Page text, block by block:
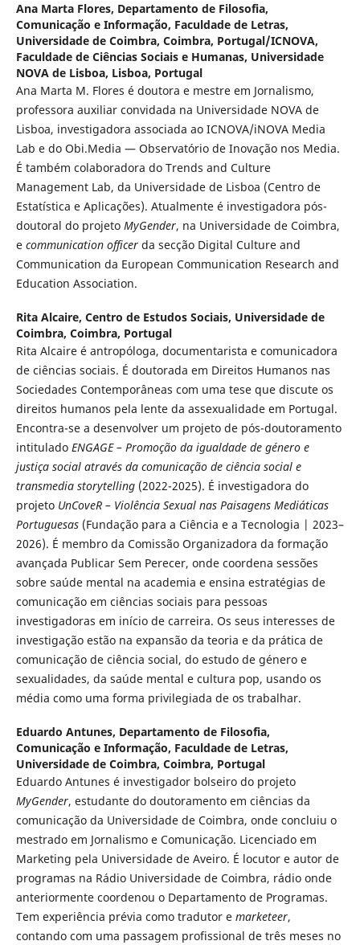
Ana Marta Flores, Departamento de Filosofia,
Comunicação e Informação, Faculdade de Letras,
Universidade de Coimbra, Coimbra, Portugal/ICNOVA,
Faculdade de Ciências Sociais e Humanas, Universidade
NOVA de Lisboa, Lisboa, Portugal
Ana Marta M. Flores é doutora e mestre em Jornalismo,
professora auxiliar convidada na Universidade NOVA de
Lisboa, investigadora associada ao ICNOVA/iNOVA Media
Lab e do Obi.Media — Observatório de Inovação nos Media.
É também colaboradora do Trends and Culture
Management Lab, da Universidade de Lisboa (Centro de
Estatística e Aplicações). Atualmente é investigadora pós-
doutoral do projeto MyGender, na Universidade de Coimbra,
e communication officerda secção Digital Culture and
Communication da European Communication Research and
Education Association.
Rita Alcaire, Centro de Estudos Sociais, Universidade de
Coimbra, Coimbra, Portugal
Rita Alcaire é antropóloga, documentarista e comunicadora
de ciências sociais. É doutorada em Direitos Humanos nas
Sociedades Contemporâneas com uma tese que discute os
direitos humanos pela lente da assexualidade em Portugal.
Encontra-se a desenvolver um projeto de pós-doutoramento
intitulado ENGAGE – Promoção da igualdade de género e
justiça social através da comunicação de ciência social e
transmedia storytelling(2022-2025). É investigadora do
projeto UnCoveR – Violência Sexual nas Paisagens Mediáticas
Portuguesas(Fundação para a Ciência e a Tecnologia | 2023–
2026). É membro da Comissão Organizadora da formação
avançada Publicar Sem Perecer, onde coordena sessões
sobre saúde mental na academia e ensina estratégias de
comunicação em ciências sociais para pessoas
investigadoras em início de carreira. Os seus interesses de
investigação estão na expansão da teoria e da prática de
comunicação de ciência social, do estudo de género e
sexualidades, da saúde mental e cultura pop, usando os
média como uma forma privilegiada de os trabalhar.
Eduardo Antunes, Departamento de Filosofia,
Comunicação e Informação, Faculdade de Letras,
Universidade de Coimbra, Coimbra, Portugal
Eduardo Antunes é investigador bolseiro do projeto
MyGender, estudante do doutoramento em ciências da
comunicação da Universidade de Coimbra, onde concluiu o
mestrado em Jornalismo e Comunicação. Licenciado em
Marketing pela Universidade de Aveiro. É locutor e autor de
programas na Rádio Universidade de Coimbra, rádio onde
anteriormente coordenou o Departamento de Programas.
Tem experiência prévia como tradutor e marketeer,
contando com uma passagem profissional de três meses no